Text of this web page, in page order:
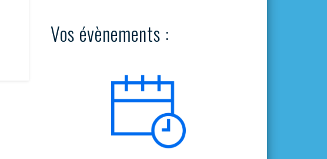
Vos évènements :